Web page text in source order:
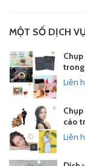
MỘT SỐ DỊCH
Liên
cáo
Liên